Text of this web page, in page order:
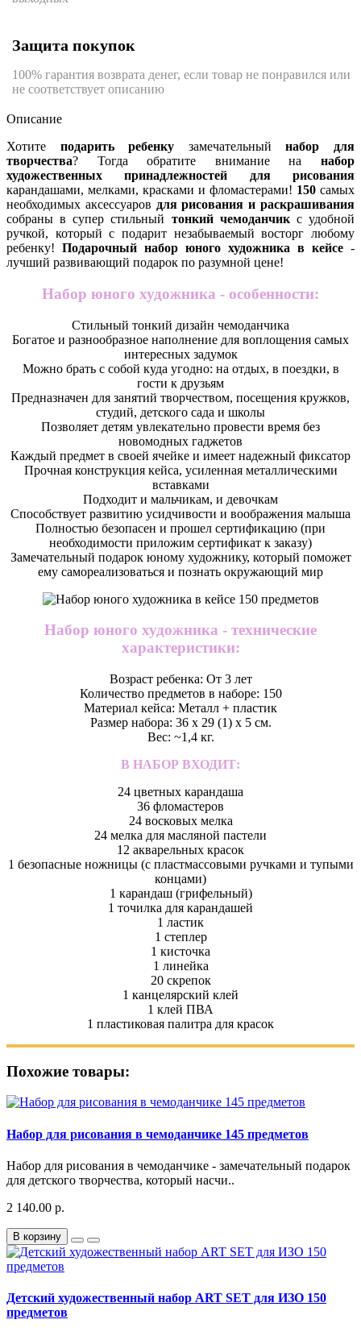
Защита покупок
100% гарантия возврата денег, если товар не понравился или
не соответствует описанию
Описание
Хотите подарить ребенку замечательныйнабор для
творчества? Тогда обратите внимание на набор
художественных принадлежностей для рисования
карандашами, мелками, красками и фломастерами! 150 самых
необходимых аксессуаров для рисования и раскрашивания
собраны в супер стильный тонкий чемоданчикс удобной
ручкой, который с подарит незабываемый восторг любому
ребенку! Подарочный набор юного художника в кейсе -
лучший развивающий подарок по разумной цене!
Набор юного художника - особенности:
Стильный тонкий дизайн чемоданчика
Богатое и разнообразное наполнение для воплощения самых
интересных задумок
Можно брать с собой куда угодно: на отдых, в поездки, в
гости к друзьям
Предназначен для занятий творчеством, посещения кружков,
студий, детского сада и школы
Позволяет детям увлекательно провести время без
новомодных гаджетов
Каждый предмет в своей ячейке и имеет надежный фиксатор
Прочная конструкция кейса, усиленная металлическими
вставками
Подходит и мальчикам, и девочкам
Способствует развитию усидчивости и воображения малыша
Полностью безопасен и прошел сертификацию (при
необходимости приложим сертификат к заказу)
Замечательный подарок юному художнику, который поможет
ему самореализоваться и познать окружающий мир
Набор юного художника - технические
характеристики:
Возраст ребенка: От 3 лет
Количество предметов в наборе: 150
Материал кейса: Металл + пластик
Размер набора: 36 х 29 (1) х 5 см.
Вес: ~1,4 кг.
В НАБОР ВХОДИТ:
24 цветных карандаша
36 фломастеров
24 восковых мелка
24 мелка для масляной пастели
12 акварельных красок
1 безопасные ножницы (с пластмассовыми ручками и тупыми
концами)
1 карандаш (грифельный)
1 точилка для карандашей
1 ластик
1 степлер
1 кисточка
1 линейка
20 скрепок
1 канцелярский клей
1 клей ПВА
1 пластиковая палитра для красок
Похожие товары:
Набор для рисования в чемоданчике 145 предметов
Набор для рисования в чемоданчике - замечательный подарок
для детского творчества, который насчи..
2 140.00 р.
В корзину
Детский художественный набор ART SET для ИЗО 150
предметов